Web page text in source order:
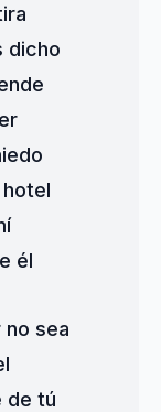
dicho
él
no sea
de tú